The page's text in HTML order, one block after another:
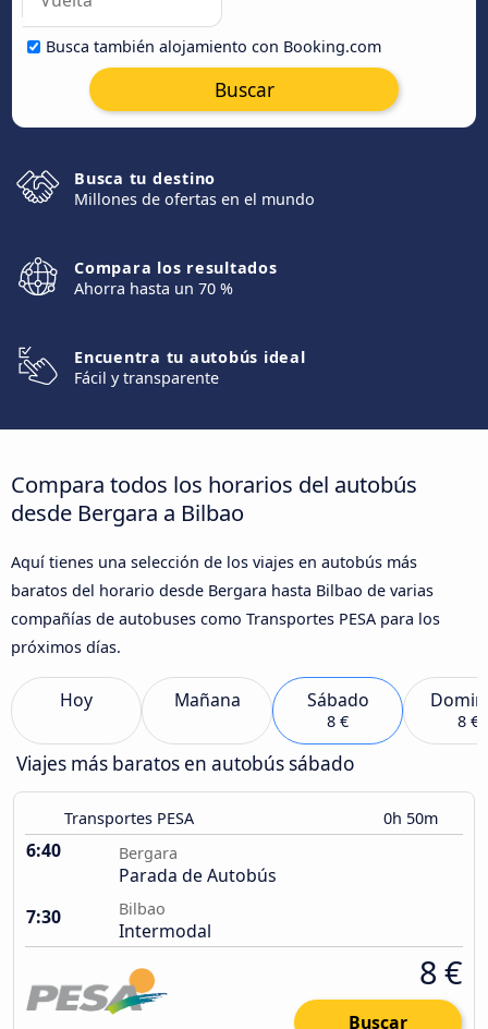
Busca también alojamiento con Booking.com
Buscar
Busca tu destino
Millones de ofertas en el mundo
Compara los resultados
Ahorra hasta un 70 %
Encuentra tu autobús ideal
Fácil y transparente
Compara todos los horarios del autobús
desde Bergara a Bilbao
Aquí tienes una selección de los viajes en autobús más
baratos del horario desde Bergara hasta Bilbao de varias
compañías de autobuses como Transportes PESA para los
próximos días.
Hoy Mañana Sábado
8 € 8 €
Viajes más baratos en autobús sábado
Transportes PESA 0h 50m
6:40 Bergara
Parada de Autobús
7:30
Bilbao
Intermodal
8 €
Buscar